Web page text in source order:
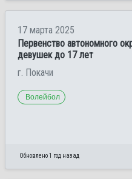
17 марта 2025
Первенство автономного
девушек до 17 лет
г. Покачи
Волейбол
Обновлено 1 год назад